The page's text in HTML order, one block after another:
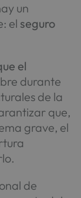
un
el seguro
el
durante
de la
que,
grave, el
de